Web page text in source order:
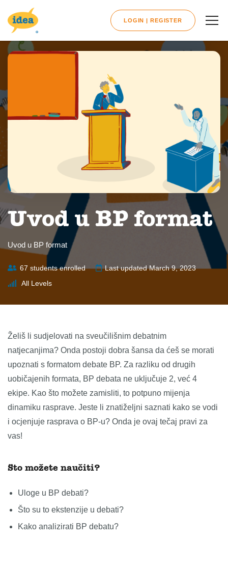
LOGIN | REGISTER
Uvod u BP format
Uvod u BP format
67 students enrolled
Last updated March 9, 2023
All Levels
Želiš li sudjelovati na sveučilišnim debatnim
natjecanjima? Onda postoji dobra šansa da ćeš se morati
upoznati s formatom debate BP. Za razliku od drugih
uobičajenih formata, BP debata ne uključuje 2, već 4
ekipe. Kao što možete zamisliti, to potpuno mijenja
dinamiku rasprave. Jeste li znatiželjni saznati kako se vodi
i ocjenjuje rasprava o BP-u? Onda je ovaj tečaj pravi za
vas!
Što možete naučiti?
Uloge u BP debati?
Što su to ekstenzije u debati?
Kako analizirati BP debatu?